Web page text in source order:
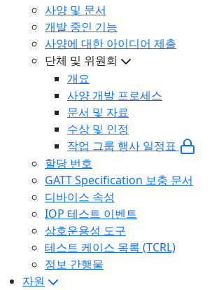
사양 및 문서
개발 중인 기능
사양에 대한 아이디어 제출
단체 및 위원회
개요
사양 개발 프로세스
문서 및 자료
수상 및 인정
작업 그룹 행사 일정표
할당 번호
GATT Specification 보충 문서
디바이스 속성
IOP 테스트 이벤트
상호운용성 도구
테스트 케이스 목록 (TCRL)
정보 간행물
자원